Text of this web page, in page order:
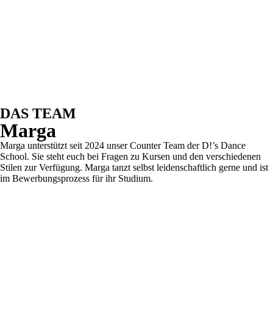
DAS TEAM
Marga
Marga unterstützt seit 2024 unser Counter Team der D!’s Dance
School. Sie steht euch bei Fragen zu Kursen und den verschiedenen
Stilen zur Verfügung. Marga tanzt selbst leidenschaftlich gerne und ist
im Bewerbungsprozess für ihr Studium.